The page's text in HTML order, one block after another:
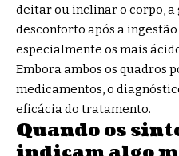
deitar ou inclinar o corpo,
desconforto após a
especialmente os mais
Embora ambos os quadros
medicamentos, o
eficácia do tratamento.
Quando os